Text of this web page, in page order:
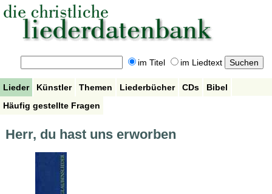
im Titel im Liedtext
Lieder Künstler Themen Liederbücher CDs
Bibel
Häufig gestellte Fragen
Herr, du hast uns erworben